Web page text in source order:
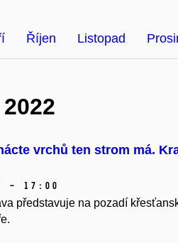
Říjen Listopad
vrchů ten strom má.
– 17:00
představuje na pozadí